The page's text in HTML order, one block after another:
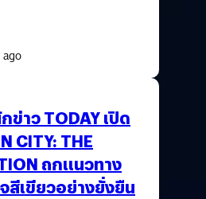
าว TODAY เปิด
CITY: THE
ถกแนวทาง
สีเขียวอย่างยั่งยืน